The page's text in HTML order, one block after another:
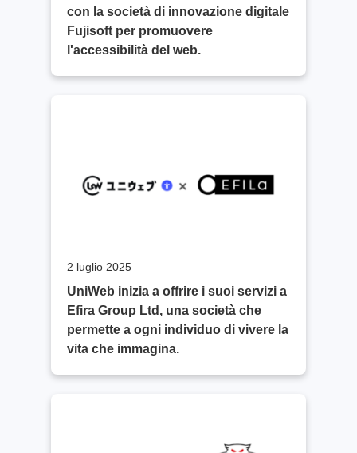
con la società di innovazione digitale
Fujisoft per promuovere
l'accessibilità del web.
2 luglio 2025
UniWeb inizia a offrire i suoi servizi a
Efira Group Ltd, una società che
permette a ogni individuo di vivere la
vita che immagina.